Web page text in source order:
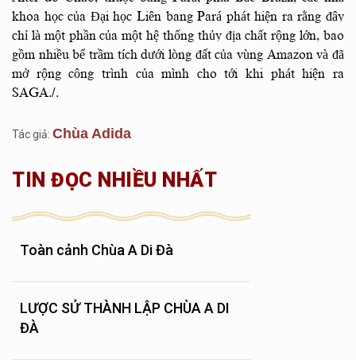
khoa học của Đại học Liên bang Pará phát hiện ra rằng đây
chỉ là một phần của một hệ thống thủy địa chất rộng lớn, bao
gồm nhiều bể trầm tích dưới lòng đất của vùng Amazon và đã
mở rộng công trình của mình cho tới khi phát hiện ra
SAGA./.
Tác giả: Chùa Adida
TIN ĐỌC NHIỀU NHẤT
Toàn cảnh Chùa A Di Đà
LƯỢC SỬ THÀNH LẬP CHÙA A DI
ĐÀ